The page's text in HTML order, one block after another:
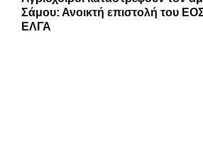
Σάμου: Ανοικτή επιστολή του
ΕΛΓΑ